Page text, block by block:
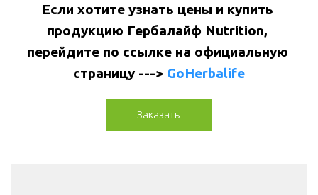
Если хотите узнать цены и купить
продукцию Гербалайф Nutrition,
перейдите по ссылке на официальную
страницу ---> GoHerbalife
Заказать